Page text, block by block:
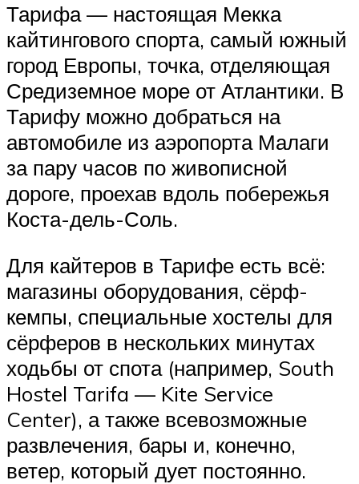
Тарифа — настоящая Мекка
кайтингового спорта, самый южный
город Европы, точка, отделяющая
Средиземное море от Атлантики. В
Тарифу можно добраться на
автомобиле из аэропорта Малаги
за пару часов по живописной
дороге, проехав вдоль побережья
Коста-дель-Соль.
Для кайтеров в Тарифе есть всё:
магазины оборудования, сёрф-
кемпы, специальные хостелы для
сёрферов в нескольких минутах
ходьбы от спота (например, South
Hostel Tarifa — Kite Service
Center), а также всевозможные
развлечения, бары и, конечно,
ветер, который дует постоянно.